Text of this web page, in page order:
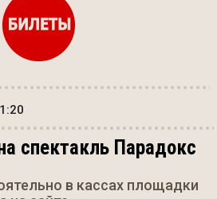
спектакль Парадокс
в кассах площадки